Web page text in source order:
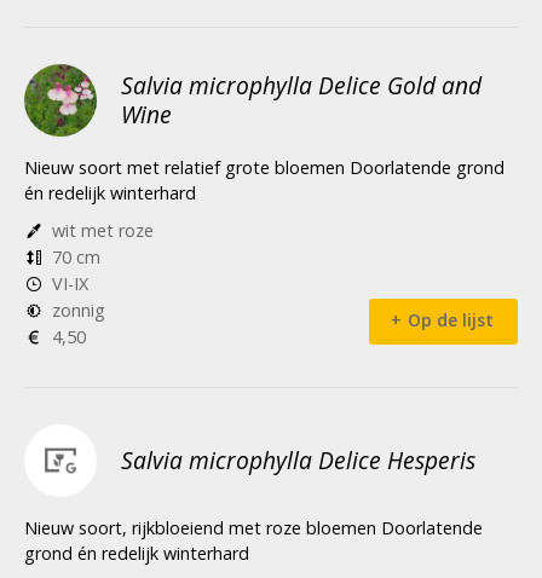
Salvia microphylla Delice Gold and
Wine
Nieuw soort met relatief grote bloemen Doorlatende grond
én redelijk winterhard
wit met roze
70 cm
VI-IX
zonnig
4,50
Op de lijst
Salvia microphylla Delice Hesperis
Nieuw soort, rijkbloeiend met roze bloemen Doorlatende
grond én redelijk winterhard